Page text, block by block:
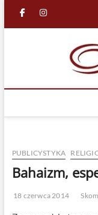
facebook
in
PUBLICYSTYKA
Bahaizm,
18 czerwca 2014